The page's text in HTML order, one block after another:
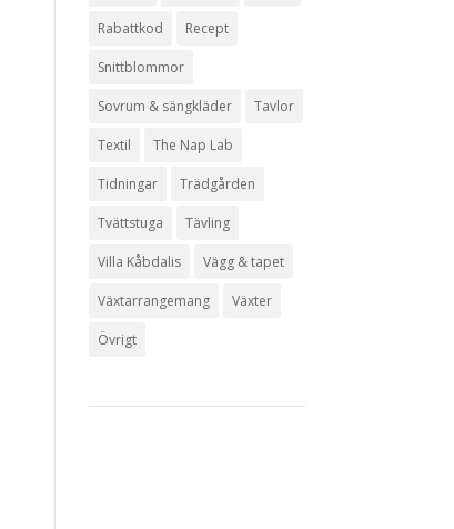
Rabattkod Recept
Snittblommor
Sovrum & sängkläder Tavlor
Textil The Nap Lab
Tidningar Trädgården
Tvättstuga Tävling
Villa Kåbdalis Vägg & tapet
Växtarrangemang Växter
Övrigt